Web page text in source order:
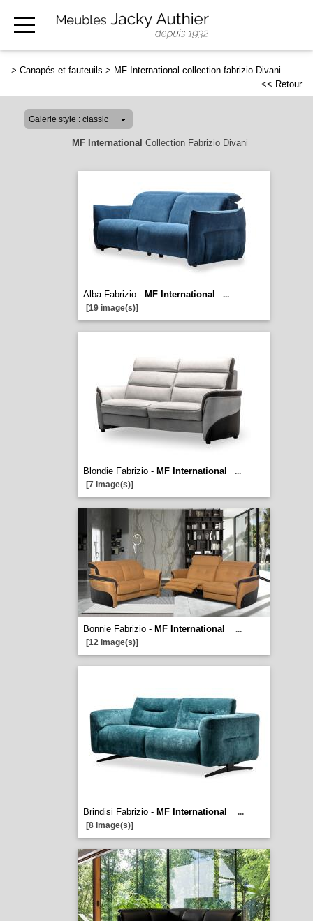
> Canapés et fauteuils > MF International collection fabrizio Divani
<< Retour
MF International Collection Fabrizio Divani
Alba Fabrizio - MF International
...
[19 image(s)]
Blondie Fabrizio - MF International
...
[7 image(s)]
Bonnie Fabrizio - MF International
...
[12 image(s)]
Brindisi Fabrizio - MF International
...
[8 image(s)]